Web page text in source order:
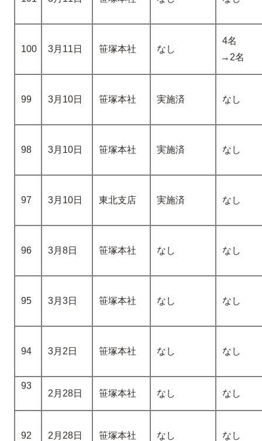
100 3月11日 笹塚本社 なし
4名
→2名
99 3月10日 笹塚本社 実施済 なし
98 3月10日 笹塚本社 実施済 なし
97 3月10日 東北支店 実施済 なし
96 3月8日 笹塚本社 なし なし
95 3月3日 笹塚本社 なし なし
94 3月2日 笹塚本社 なし なし
93
2月28日 笹塚本社 なし なし
92 2月28日 笹塚本社 なし なし